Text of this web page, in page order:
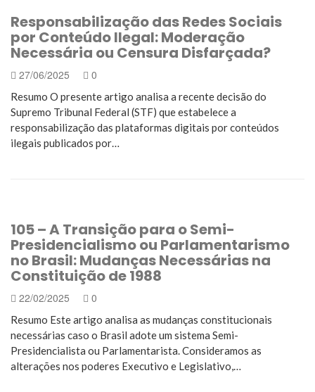
Responsabilização das Redes Sociais
por Conteúdo Ilegal: Moderação
Necessária ou Censura Disfarçada?
27/06/2025 0
Resumo O presente artigo analisa a recente decisão do
Supremo Tribunal Federal (STF) que estabelece a
responsabilização das plataformas digitais por conteúdos
ilegais publicados por…
105 – A Transição para o Semi-
Presidencialismo ou Parlamentarismo
no Brasil: Mudanças Necessárias na
Constituição de 1988
22/02/2025 0
Resumo Este artigo analisa as mudanças constitucionais
necessárias caso o Brasil adote um sistema Semi-
Presidencialista ou Parlamentarista. Consideramos as
alterações nos poderes Executivo e Legislativo,…